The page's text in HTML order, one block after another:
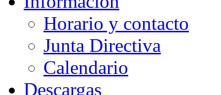
Horario y contacto
Junta Directiva
Calendario
Descargas